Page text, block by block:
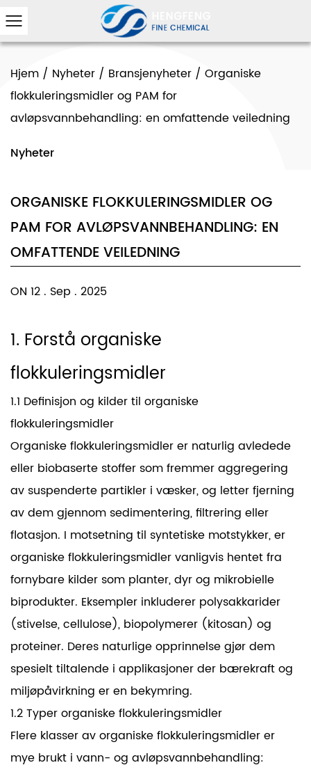
Hjem / Nyheter / Bransjenyheter / Organiske
flokkuleringsmidler og PAM for
avløpsvannbehandling: en omfattende veiledning
Nyheter
ORGANISKE FLOKKULERINGSMIDLER OG
PAM FOR AVLØPSVANNBEHANDLING: EN
OMFATTENDE VEILEDNING
ON 12 . Sep . 2025
1. Forstå organiske
flokkuleringsmidler
1.1 Definisjon og kilder til organiske
flokkuleringsmidler
Organiske flokkuleringsmidler er naturlig avledede
eller biobaserte stoffer som fremmer aggregering
av suspenderte partikler i væsker, og letter fjerning
av dem gjennom sedimentering, filtrering eller
flotasjon. I motsetning til syntetiske motstykker, er
organiske flokkuleringsmidler vanligvis hentet fra
fornybare kilder som planter, dyr og mikrobielle
biprodukter. Eksempler inkluderer polysakkarider
(stivelse, cellulose), biopolymerer (kitosan) og
proteiner. Deres naturlige opprinnelse gjør dem
spesielt tiltalende i applikasjoner der bærekraft og
miljøpåvirkning er en bekymring.
1.2 Typer organiske flokkuleringsmidler
Flere klasser av organiske flokkuleringsmidler er
mye brukt i vann- og avløpsvannbehandling: